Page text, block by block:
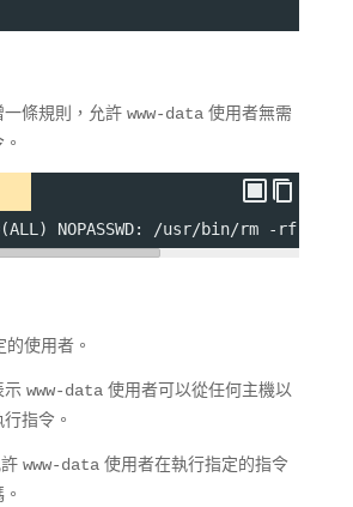
條規則，允許 www-data使用者無需
NOPASSWD: /usr/bin/rm -rf /
的使用者。
示 www-data使用者可以從任何主機以
指令。
www-data使用者在執行指定的指令